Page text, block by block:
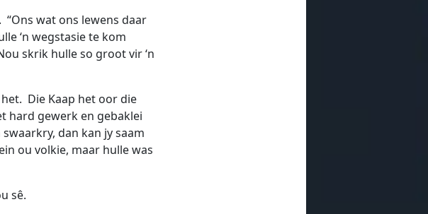
wat ons lewens daar
‘n wegstasie te kom
skrik hulle so groot vir ‘n
Die Kaap het oor die
hard gewerk en gebaklei
dan kan jy saam
ou volkie, maar hulle was
sê.